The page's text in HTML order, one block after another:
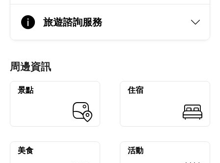
旅遊諮詢服務
周邊資訊
景點 住宿
美食 活動